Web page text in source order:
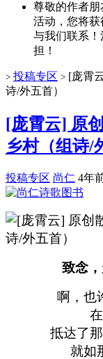
尊敬的作者
活动，您将获
与我们联系
担！
> 投稿专区 > [庞霄
诗/外五首）
[庞霄云] 原
乡村（组诗/
投稿专区 尚仁 4年
致念
啊，也
抵达了
就如